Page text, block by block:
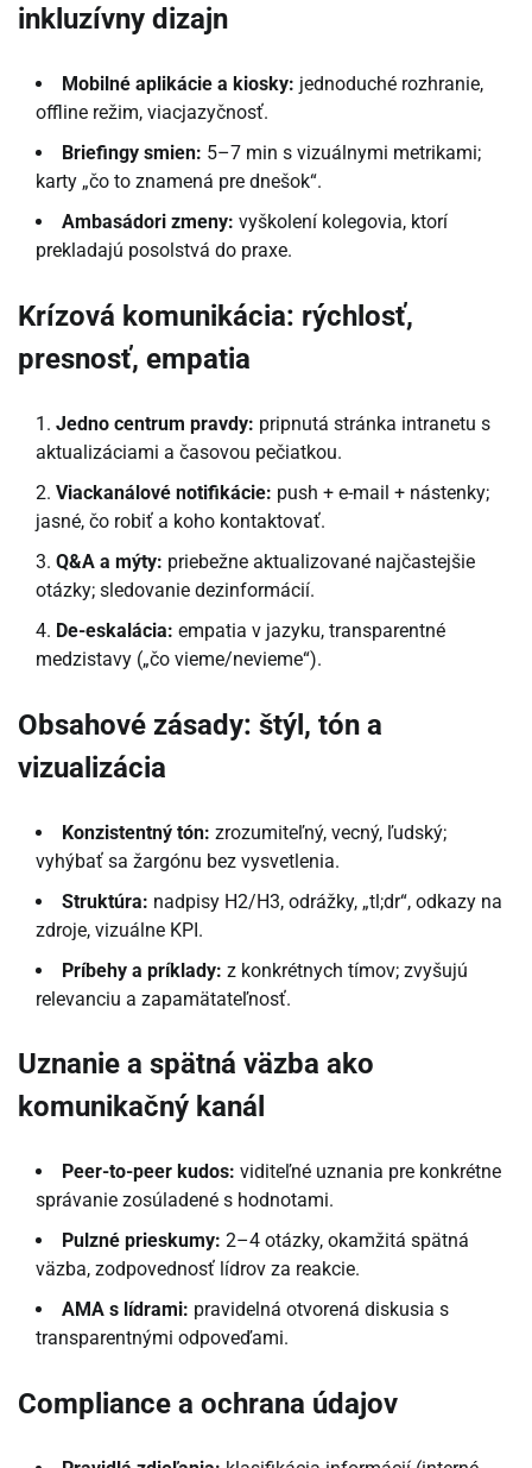
inkluzívny dizajn
Mobilné aplikácie a kiosky: jednoduché rozhranie,
offline režim, viacjazyčnosť.
Briefingy smien: 5–7 min s vizuálnymi metrikami;
karty „čo to znamená pre dnešok“.
Ambasádori zmeny: vyškolení kolegovia, ktorí
prekladajú posolstvá do praxe.
Krízová komunikácia: rýchlosť,
presnosť, empatia
Jedno centrum pravdy: pripnutá stránka intranetu s
aktualizáciami a časovou pečiatkou.
Viackanálové notifikácie: push + e-mail + nástenky;
jasné, čo robiť a koho kontaktovať.
Q&A a mýty: priebežne aktualizované najčastejšie
otázky; sledovanie dezinformácií.
De-eskalácia: empatia v jazyku, transparentné
medzistavy („čo vieme/nevieme“).
Obsahové zásady: štýl, tón a
vizualizácia
Konzistentný tón: zrozumiteľný, vecný, ľudský;
vyhýbať sa žargónu bez vysvetlenia.
Struktúra: nadpisy H2/H3, odrážky, „tl;dr“, odkazy na
zdroje, vizuálne KPI.
Príbehy a príklady: z konkrétnych tímov; zvyšujú
relevanciu a zapamätateľnosť.
Uznanie a spätná väzba ako
komunikačný kanál
Peer-to-peer kudos: viditeľné uznania pre konkrétne
správanie zosúladené s hodnotami.
Pulzné prieskumy: 2–4 otázky, okamžitá spätná
väzba, zodpovednosť lídrov za reakcie.
AMA s lídrami: pravidelná otvorená diskusia s
transparentnými odpoveďami.
Compliance a ochrana údajov